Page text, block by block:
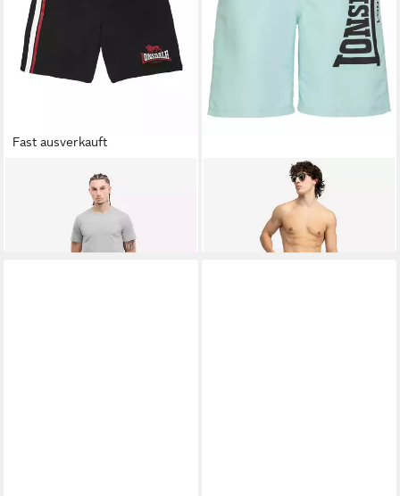
Fast ausverkauft
Badehose COPLEY (1-St)
lieferbar - in 2-3 Werktagen bei dir
Badehose RADMOOR (1-St)
ab 34,90 €
lieferbar - in 3-4 Werktagen bei dir